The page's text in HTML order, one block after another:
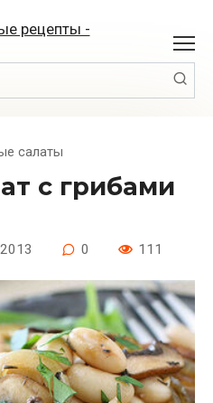
салаты
0 111